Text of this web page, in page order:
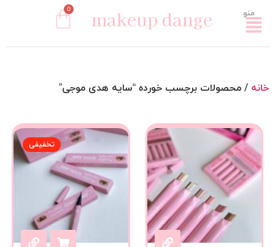
منو makeup dange
0
خانه / محصولات برچسب خورده “سایه هدی موجی”
تخفیفی